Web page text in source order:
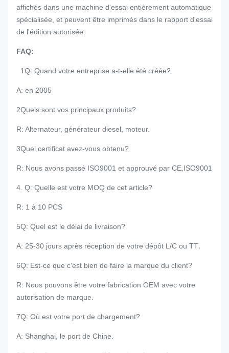
affichés dans une machine d'essai entièrement automatique
spécialisée, et peuvent être imprimés dans le rapport d'essai
de l'édition autorisée.
FAQ:
1Q: Quand votre entreprise a-t-elle été créée?
A: en 2005
2Quels sont vos principaux produits?
R: Alternateur, générateur diesel, moteur.
3Quel certificat avez-vous obtenu?
R: Nous avons passé ISO9001 et approuvé par CE,ISO9001
4. Q: Quelle est votre MOQ de cet article?
R: 1 à 10 PCS
5Q: Quel est le délai de livraison?
A: 25-30 jours après réception de votre dépôt L/C ou TT.
6Q: Est-ce que c'est bien de faire la marque du client?
R: Nous pouvons être votre fabrication OEM avec votre
autorisation de marque.
7Q: Où est votre port de chargement?
A: Shanghai, le port de Chine.